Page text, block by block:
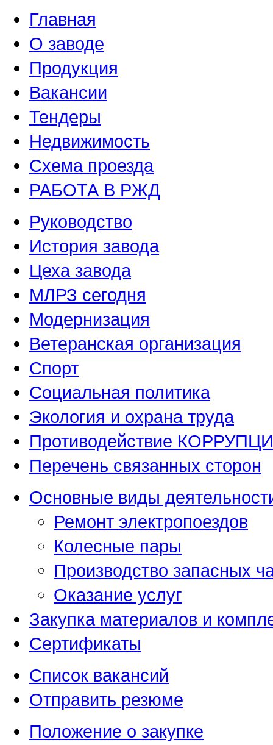
Главная
О заводе
Продукция
Вакансии
Тендеры
Недвижимость
Схема проезда
РАБОТА В РЖД
Руководство
История завода
Цеха завода
МЛРЗ сегодня
Модернизация
Ветеранская организация
Спорт
Социальная политика
Экология и охрана труда
Противодействие
Перечень связанных сторон
Основные виды
Ремонт электропоездов
Колесные пары
Производство запасных
Оказание услуг
Закупка материалов и
Сертификаты
Список вакансий
Отправить резюме
Положение о закупке